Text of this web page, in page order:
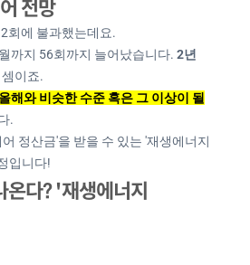
전망
회에 불과했는데요.
까지 56회까지 늘어났습니다. 2년
이죠.
해와 비슷한 수준 혹은 그 이상이 될
.
정산금'을 받을 수 있는 '재생에너지
입니다!
온다? '재생에너지